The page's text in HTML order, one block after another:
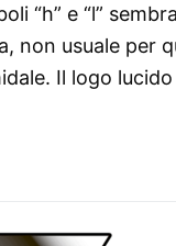
“h” e “l”
non usuale per
Il logo lucido